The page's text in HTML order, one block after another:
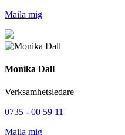
Maila mig
Monika Dall
Verksamhetsledare
0735 - 00 59 11
Maila mig